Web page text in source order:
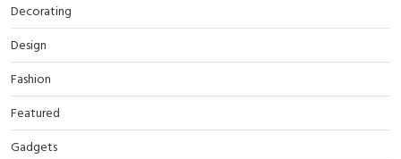
Decorating
Design
Fashion
Featured
Gadgets